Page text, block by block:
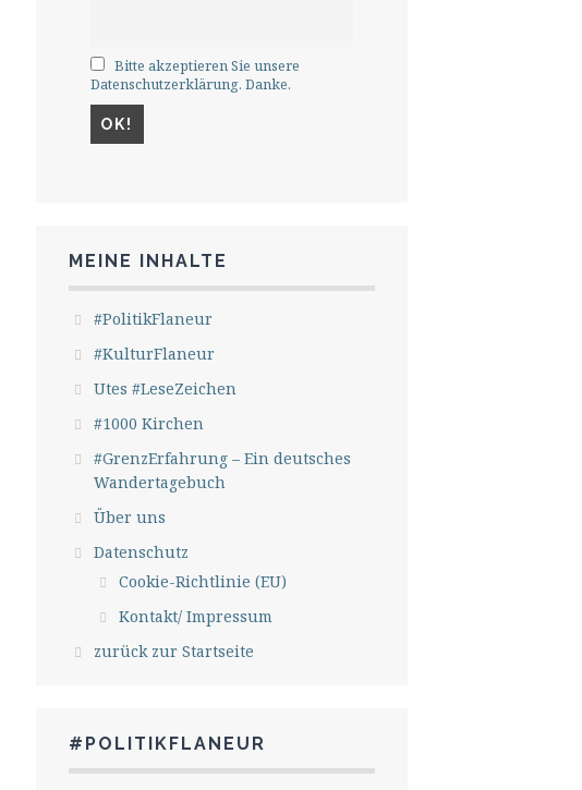
Bitte akzeptieren Sie unsere
Datenschutzerklärung. Danke.
MEINE INHALTE
#PolitikFlaneur
#KulturFlaneur
Utes #LeseZeichen
#1000 Kirchen
#GrenzErfahrung – Ein deutsches
Wandertagebuch
Über uns
Datenschutz
Cookie-Richtlinie (EU)
Kontakt/ Impressum
zurück zur Startseite
#POLITIKFLANEUR